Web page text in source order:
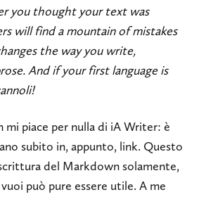
you thought your text was
will find a mountain of mistakes
the way you write,
And if your first language is
mi piace per nulla di iA Writer: è
subito in, appunto, link. Questo
del Markdown solamente,
può pure essere utile. A me